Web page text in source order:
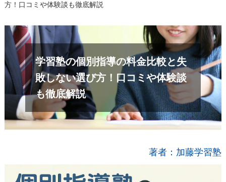
方！口コミや体験談も徹底解説
学習塾の個別指導の料金比較と失
敗しない選び方！口コミや体験談
も徹底解説
著者：加藤学習塾